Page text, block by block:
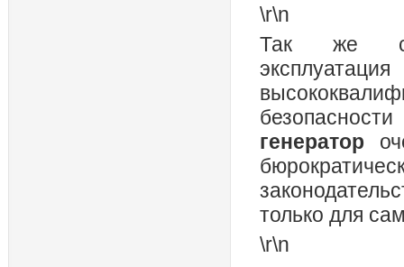
\r\n
Так же
эксплуатация
генератор
только для
\r\n